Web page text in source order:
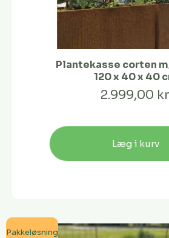
Plantekasse corten
120 x 40 x 40
2.999,00
Læg i kurv
Pakkeløsning